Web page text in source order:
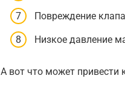
Повреждение
Низкое давление
А вот что может привести